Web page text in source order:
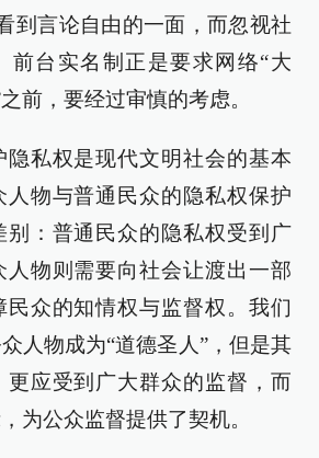
到言论自由的一面，而忽视社
前台实名制正是要求网络“大
前，要经过审慎的考虑。
隐私权是现代文明社会的基本
人物与普通民众的隐私权保护
别：普通民众的隐私权受到广
人物则需要向社会让渡出一部
众的知情权与监督权。我们
人物成为“道德圣人”，但是其
更应受到广大群众的监督，而
为公众监督提供了契机。